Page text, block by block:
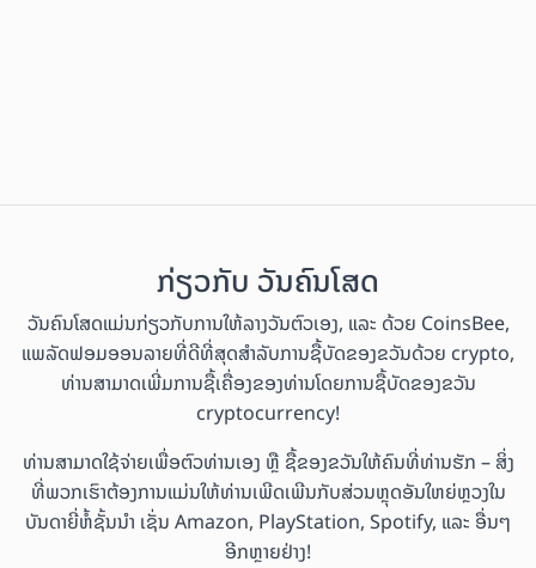
ກ່ຽວກັບ ວັນຄົນໂສດ
ວັນຄົນໂສດແມ່ນກ່ຽວກັບການໃຫ້ລາງວັນຕົວເອງ, ແລະ ດ້ວຍ CoinsBee,
ແພລັດຟອມອອນລາຍທີ່ດີທີ່ສຸດສຳລັບການຊື້ບັດຂອງຂວັນດ້ວຍ crypto,
ທ່ານສາມາດເພີ່ມການຊື້ເຄື່ອງຂອງທ່ານໂດຍການຊື້ບັດຂອງຂວັນ
cryptocurrency!
ທ່ານສາມາດໃຊ້ຈ່າຍເພື່ອຕົວທ່ານເອງ ຫຼື ຊື້ຂອງຂວັນໃຫ້ຄົນທີ່ທ່ານຮັກ – ສິ່ງ
ທີ່ພວກເຮົາຕ້ອງການແມ່ນໃຫ້ທ່ານເພີດເພີນກັບສ່ວນຫຼຸດອັນໃຫຍ່ຫຼວງໃນ
ບັນດາຍີ່ຫໍ້ຊັ້ນນຳ ເຊັ່ນ Amazon, PlayStation, Spotify, ແລະ ອື່ນໆ
ອີກຫຼາຍຢ່າງ!